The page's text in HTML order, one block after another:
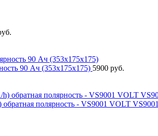
90 Ач (353x175x175) 5900 руб.
полярность - VS9001 VOLT VS9001